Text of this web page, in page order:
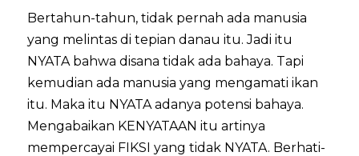
Bertahun-tahun, tidak pernah ada manusia
yang melintas di tepian danau itu. Jadi itu
NYATA bahwa disana tidak ada bahaya. Tapi
kemudian ada manusia yang mengamati ikan
itu. Maka itu NYATA adanya potensi bahaya.
Mengabaikan KENYATAAN itu artinya
mempercayai FIKSI yang tidak NYATA. Berhati-